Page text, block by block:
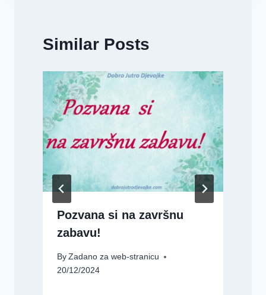
Similar Posts
Pozvana si na završnu
zabavu!
ByZadano za web-stranicu
20/12/2024